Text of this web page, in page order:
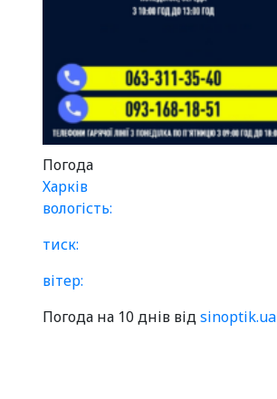
Погода
Харків
вологість:
тиск:
вітер:
Погода на 10 днів відsinoptik.ua